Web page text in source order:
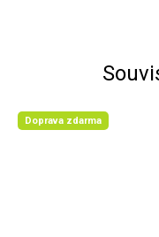
Doprava zdarma